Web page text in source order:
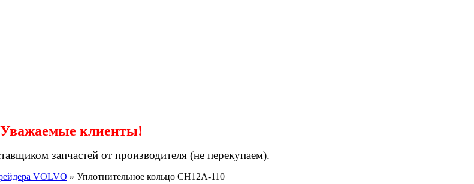
Уважаемые клиенты!
запчастейот производителя (не перекупаем).
VOLVO » Уплотнительное кольцо CH12A-110